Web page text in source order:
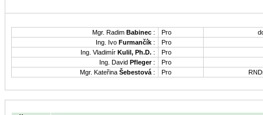
Mgr. Radim Babinec : Pro
Ing. Ivo Furmančík :
Pro
Ing. Vladimír Kulil, Ph.D. :
Pro
Ing. David Pfleger:
Pro
Mgr. Kateřina Šebestová : Pro